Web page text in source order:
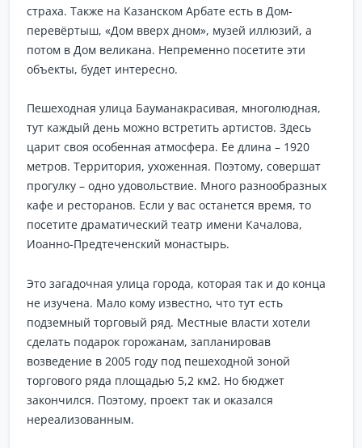
страха. Также на Казанском Арбате есть в Дом-
перевёртыш, «Дом вверх дном», музей иллюзий, а
потом в Дом великана. Непременно посетите эти
объекты, будет интересно.
Пешеходная улица Бауманакрасивая, многолюдная,
тут каждый день можно встретить артистов. Здесь
царит своя особенная атмосфера. Ее длина – 1920
метров. Территория, ухоженная. Поэтому, совершат
прогулку – одно удовольствие. Много разнообразных
кафе и ресторанов. Если у вас останется время, то
посетите драматический театр имени Качалова,
Иоанно-Предтеченский монастырь.
Это загадочная улица города, которая так и до конца
не изучена. Мало кому известно, что тут есть
подземный торговый ряд. Местные власти хотели
сделать подарок горожанам, запланировав
возведение в 2005 году под пешеходной зоной
торгового ряда площадью 5,2 км2. Но бюджет
закончился. Поэтому, проект так и оказался
нереализованным.